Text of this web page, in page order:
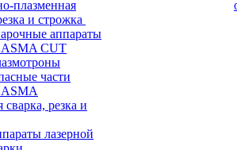
плазменная
и строжка
аппараты
CUT
части
сварка, резка и
лазерной